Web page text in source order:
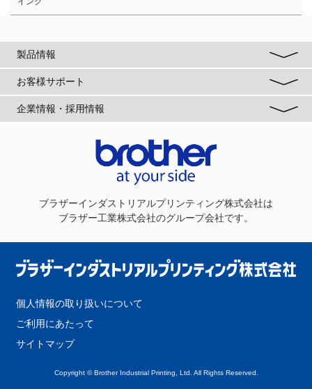
製品情報
お客様サポート
企業情報・採用情報
ブラザーインダストリアルプリンティング株式会社は
ブラザー工業株式会社のグループ会社です。
個人情報の取り扱いについて
ご利用にあたって
サイトマップ
Copyright © Brother Industrial Printing, Ltd. All Rights Reserved.